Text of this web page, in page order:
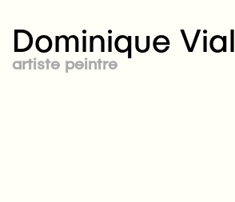
Dominique Vial
artiste peintre